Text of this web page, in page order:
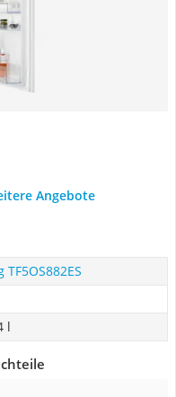
Angebote
TF5OS882ES
l